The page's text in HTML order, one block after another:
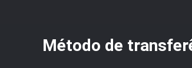
Método de